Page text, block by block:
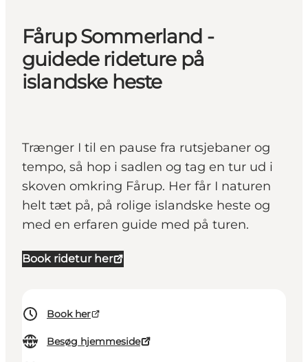
Fårup Sommerland -
guidede rideture på
islandske heste
Trænger I til en pause fra rutsjebaner og
tempo, så hop i sadlen og tag en tur ud i
skoven omkring Fårup. Her får I naturen
helt tæt på, på rolige islandske heste og
med en erfaren guide med på turen.
Book ridetur her
Book her
Besøg hjemmeside